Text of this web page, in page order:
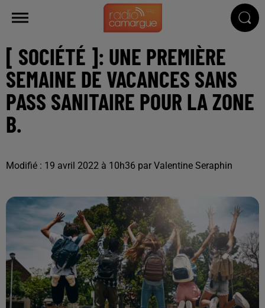
[ SOCIÉTÉ ]: UNE PREMIÈRE
SEMAINE DE VACANCES SANS
PASS SANITAIRE POUR LA ZONE
B.
Modifié : 19 avril 2022 à 10h36 par Valentine Seraphin